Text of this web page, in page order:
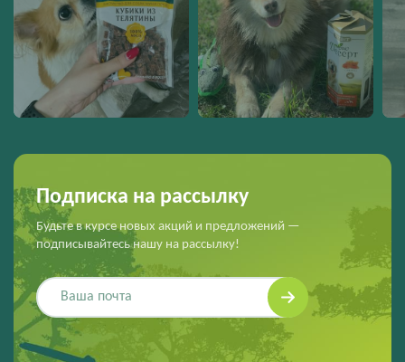
Подписка на рассылку
Будьте в курсе новых акций и предложений —
подписывайтесь нашу на рассылку!